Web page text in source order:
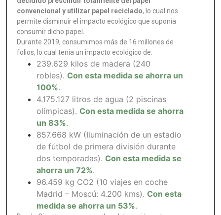
convencional y utilizar papel reciclado, lo cual nos
permite disminuir el impacto ecológico que suponía
consumir dicho papel.
Durante 2019, consumimos más de 16 millones de
folios, lo cual tenía un impacto ecológico de:
239.629 kilos de madera (240
robles). Con esta medida se ahorra un
100%.
4.175.127 litros de agua (2 piscinas
olímpicas). Con esta medida se ahorra
un 83%.
857.668 kW (Iluminación de un estadio
de fútbol de primera división durante
dos temporadas). Con esta medida se
ahorra un 72%.
96.459 kg CO2 (10 viajes en coche
Madrid – Moscú: 4.200 kms). Con esta
medida se ahorra un 53%.